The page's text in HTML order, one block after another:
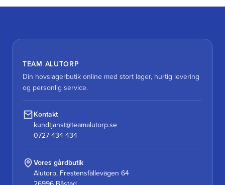
TEAM ALUTORP
Din hovslagerbutik online med stort lager, hurtig levering
og personlig service.
Kontakt
kundtjanst@teamalutorp.se
0727-434 434
Vores gårdbutik
Alutorp, Frestensfällevägen 64